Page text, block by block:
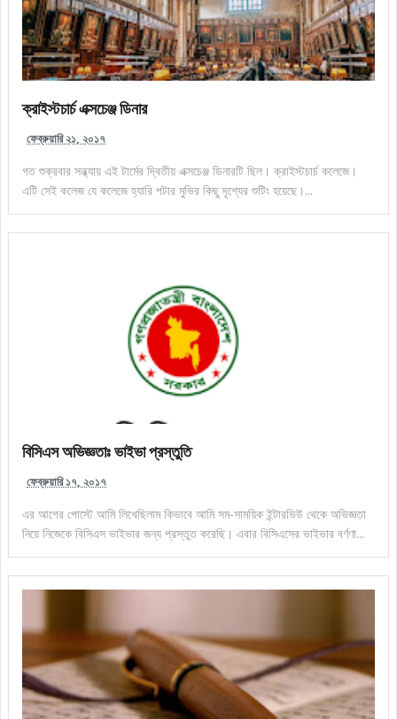
ক্রাইস্টচার্চ এক্সচেঞ্জ ডিনার
ফেব্রুয়ারি ২১, ২০১৭
গত শুক্রবার সন্ধ্যায় এই টার্মের দ্বিতীয় এক্সচেঞ্জ ডিনারটি ছিল। ক্রাইস্টচার্চ কলেজে।
এটি সেই কলেজ যে কলেজে হ্যারি পটার মুভির কিছু দৃশ্যের শুটিং হয়েছে।...
বিসিএস অভিজ্ঞতাঃ ভাইভা প্রস্তুতি
ফেব্রুয়ারি ১৭, ২০১৭
এর আগের পোস্টে আমি লিখেছিলাম কিভাবে আমি সম-সাময়িক ইন্টারভিউ থেকে অভিজ্ঞতা
নিয়ে নিজেকে বিসিএস ভাইভার জন্য প্রস্তুত করেছি। এবার বিসিএসের ভাইভার বর্ণণা...